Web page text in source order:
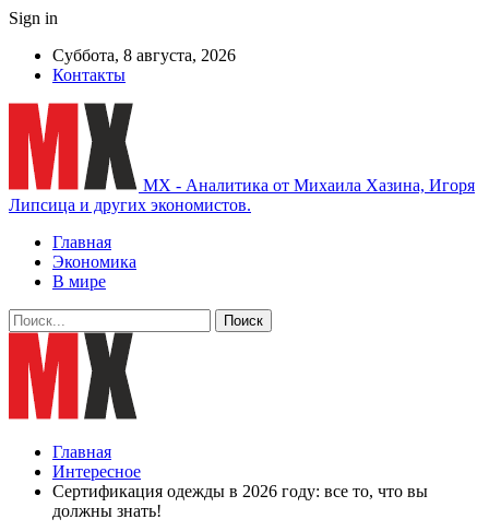
Sign in
Суббота, 8 августа, 2026
Контакты
MX - Аналитика от Михаила Хазина, Игоря
Липсица и других экономистов.
Главная
Экономика
В мире
Главная
Интересное
Сертификация одежды в 2026 году: все то, что вы
должны знать!